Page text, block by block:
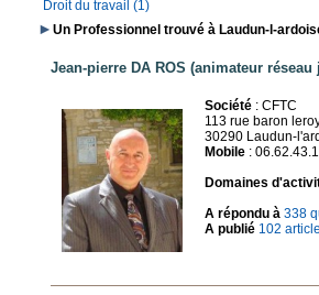
Droit du travail (1)
Un Professionnel trouvé à Laudun-l-
Jean-pierre DA ROS (animateur
Société : CFTC
113 rue baron
30290 Laudun-
Mobile :
Domaines
A répondu à 338
A publié 102